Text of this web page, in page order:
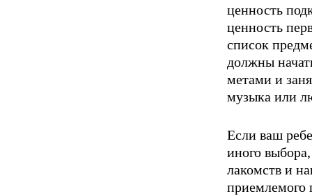
ценность
ценность
список
должны
метами и
музыка или
Если ваш
иного
лакомств и
прием­лемого